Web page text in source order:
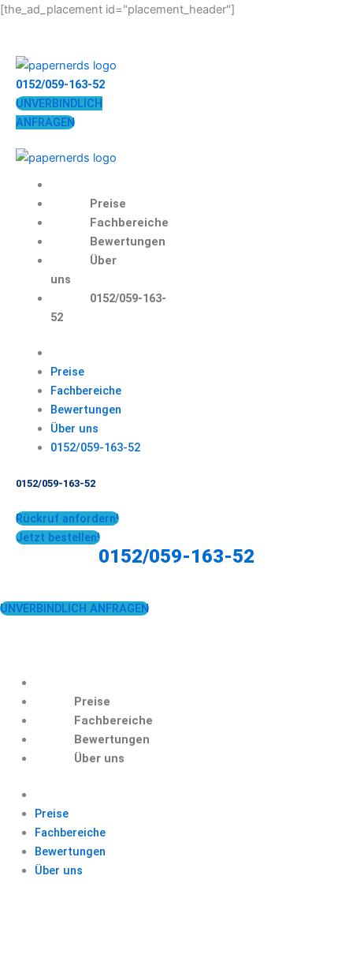
[the_ad_placement id="placement_header"]
Zum
0152/059-163-52
UNVERBINDLICH
ANFRAGEN
Preise
Fachbereiche
Bewertungen
Über
uns
0152/059-163-
52
Preise
Fachbereiche
Bewertungen
Über uns
0152/059-163-52
0152/059-163-52
Rückruf anfordern!
Jetzt bestellen!
0152/059-163-52
UNVERBINDLICH ANFRAGEN
Preise
Fachbereiche
Bewertungen
Über uns
Preise
Fachbereiche
Bewertungen
Über uns